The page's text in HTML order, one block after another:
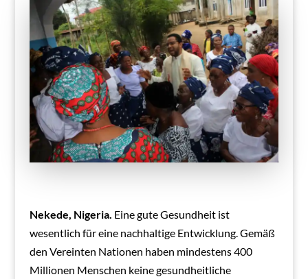
Nekede, Nigeria. Eine gute Gesundheit ist
wesentlich für eine nachhaltige Entwicklung. Gemäß
den Vereinten Nationen haben mindestens 400
Millionen Menschen keine gesundheitliche